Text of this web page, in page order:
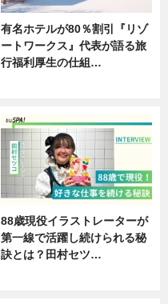
有名ホテルが80％割引『リゾ
ートワークス』代表が語る旅
行福利厚生の仕組…
88歳現役イラストレーターが
第一線で活躍し続けられる秘
訣とは？田村セツ…